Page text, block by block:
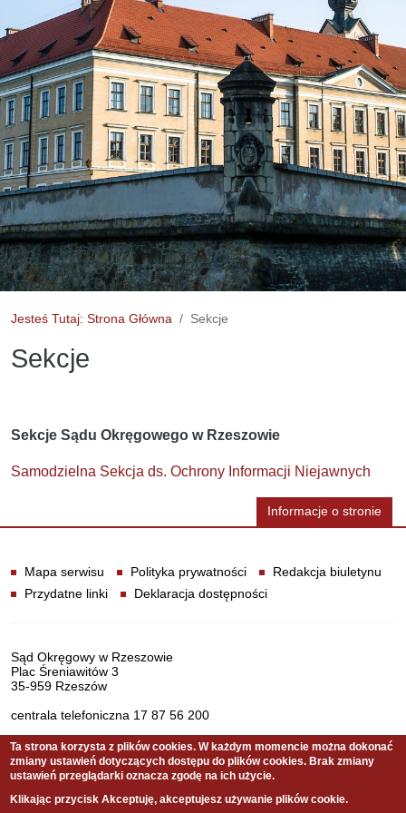
Jesteś Tutaj: Strona Główna Sekcje
Sekcje
Sekcje Sądu Okręgowego w Rzeszowie
Samodzielna Sekcja ds. Ochrony Informacji Niejawnych
Informacje o stronie
Mapa serwisu Polityka prywatności
Redakcja biuletynu
Przydatne linki
Deklaracja dostępności
Dane teleadresowe
Sąd Okręgowy w Rzeszowie
Plac Śreniawitów 3
35-959 Rzeszów
centrala telefoniczna 17 87 56 200
Serwis pełni funkcję strony Biuletynu Informacji Publicznej
Sądu Okręgowego w Rzeszowie
Ta strona korzysta z plików cookies. W każdym momencie można dokonać
zmiany ustawień dotyczących dostępu do plików cookies. Brak zmiany
ustawień przeglądarki oznacza zgodę na ich użycie.
Klikając przycisk Akceptuję, akceptujesz używanie plików cookie.